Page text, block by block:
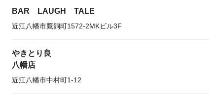
BAR LAUGH TALE
近江八幡市鷹飼町1572-2MKビル3F
やきとり良
八幡店
近江八幡市中村町1-12